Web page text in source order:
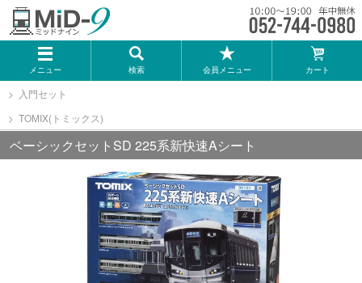
メニュー 検索 会員メニュー カート
メーカー一覧
TOMIX
KATO
GREENMAX
トミーテック
マイクロエース
入門セット
TOMIX(トミックス)
ベーシックセットSD 225系新快速Aシート